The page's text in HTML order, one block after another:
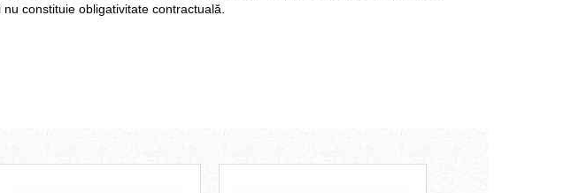
constituie obligativitate contractuală.